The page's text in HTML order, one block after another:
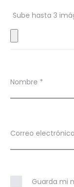
e
s
Sube hasta 3
Nombre *
Correo electrónico
Guarda mi